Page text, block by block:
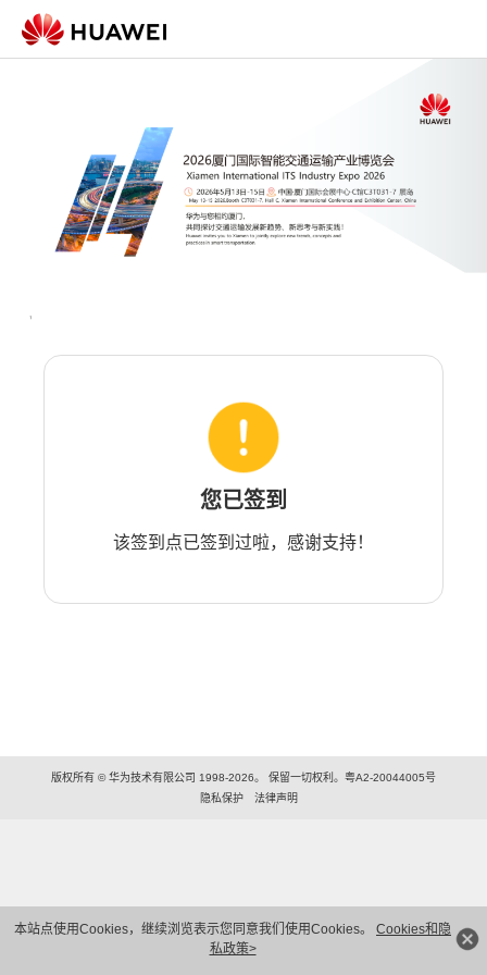
本站点使用Cookies，继续浏览表示您同意我们使用Cookies。 Cookies和隐
私政策>
您已签到
该签到点已签到过啦，感谢支持！
版权所有 © 华为技术有限公司 1998-2026。 保留一切权利。粤A2-20044005号
隐私保护
法律声明